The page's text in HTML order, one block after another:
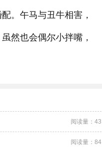
。午马与丑牛相害，
然也会偶尔小拌嘴，
阅读量：43
阅读量：84